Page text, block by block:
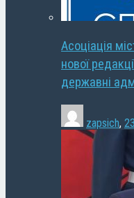
Асоціація
нової
державні
zapsich,